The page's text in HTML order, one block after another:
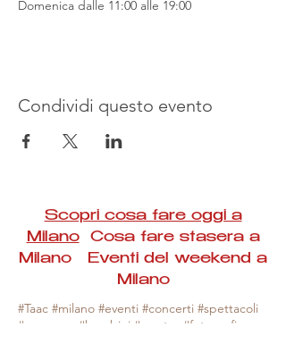
Domenica dalle 11:00 alle 19:00
Condividi questo evento
Scopri cosa fare oggi a
MilanoCosa fare stasera a
Milano Eventi del weekend a
Milano
#Taac #milano #eventi #concerti #spettacoli
#rassegne #bambini #mostre #fotografia